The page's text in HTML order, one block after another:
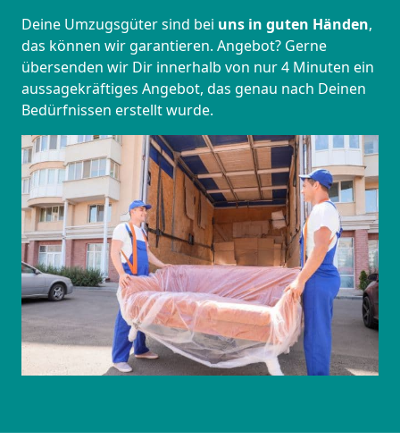
Deine Umzugsgüter sind bei uns in guten Händen,
das können wir garantieren. Angebot? Gerne
übersenden wir Dir innerhalb von nur 4 Minuten ein
aussagekräftiges Angebot, das genau nach Deinen
Bedürfnissen erstellt wurde.